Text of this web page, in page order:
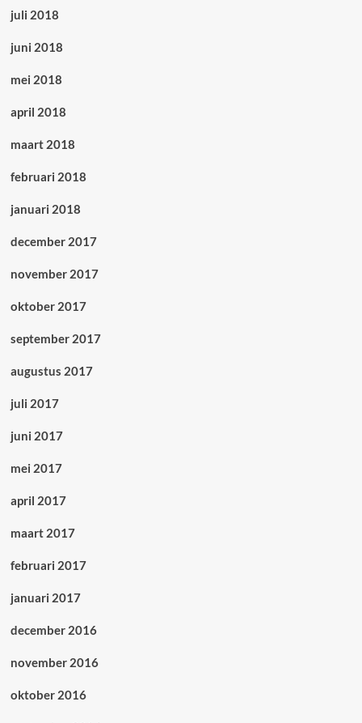
juli 2018
juni 2018
mei 2018
april 2018
maart 2018
februari 2018
januari 2018
december 2017
november 2017
oktober 2017
september 2017
augustus 2017
juli 2017
juni 2017
mei 2017
april 2017
maart 2017
februari 2017
januari 2017
december 2016
november 2016
oktober 2016